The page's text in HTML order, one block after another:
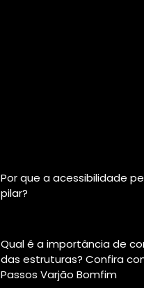
Por que a acessibilidade
pilar?
Qual é a importância de
das estruturas? Confira
Passos Varjão Bomfim